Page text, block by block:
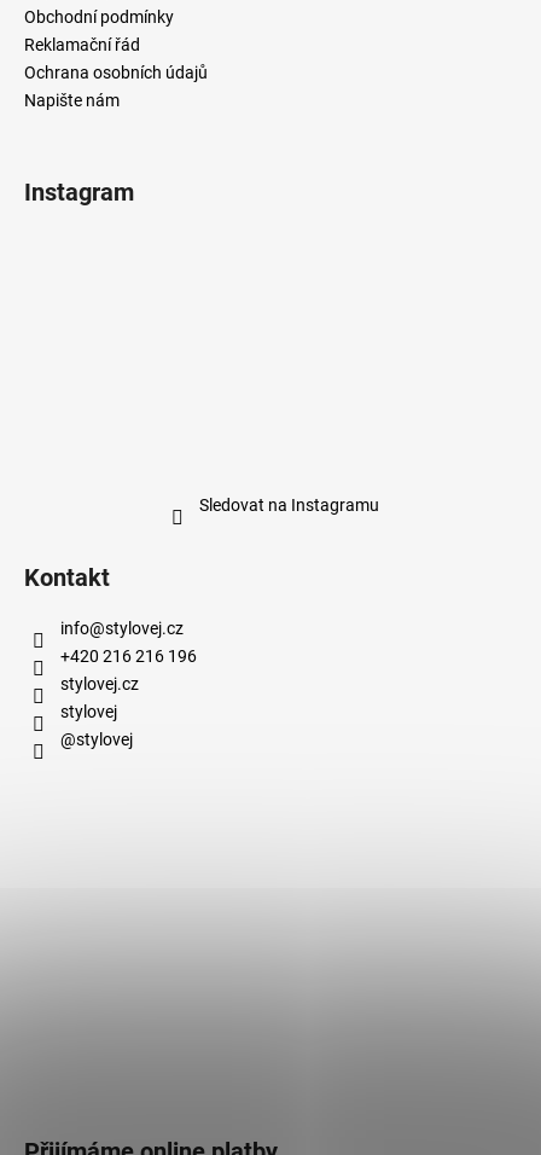
Obchodní podmínky
Reklamační řád
Ochrana osobních údajů
Napište nám
Instagram
Sledovat na Instagramu
Kontakt
info@stylovej.cz
+420 216 216 196
stylovej.cz
stylovej
@stylovej